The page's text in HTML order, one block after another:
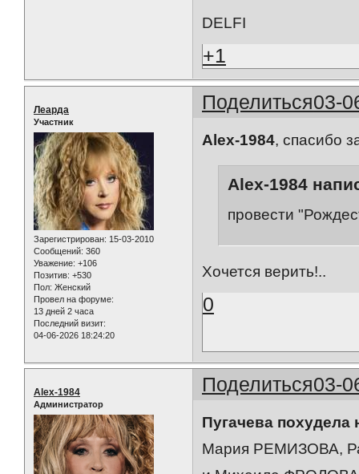
DELFI
+1
Поделиться03-
Леарда
Участник
Зарегистрирован: 15-03-2010
Сообщений: 360
Уважение: +106
Позитив: +530
Пол: Женский
Провел на форуме:
13 дней 2 часа
Последний визит:
04-06-2026 18:24:20
Alex-1984, спасибо
Alex-1984
провести
Хочется верить!..
0
Поделиться03-
Alex-1984
Администратор
Пугачева похудела
Мария РЕМИЗОВА,